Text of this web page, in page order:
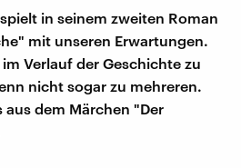
in seinem zweiten Roman
mit unseren Erwartungen.
Verlauf der Geschichte zu
nicht sogar zu mehreren.
aus dem Märchen "Der